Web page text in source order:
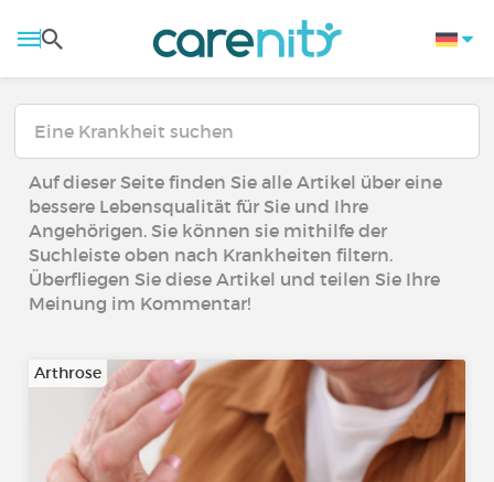
Auf dieser Seite finden Sie alle Artikel über eine
bessere Lebensqualität für Sie und Ihre
Angehörigen. Sie können sie mithilfe der
Suchleiste oben nach Krankheiten filtern.
Überfliegen Sie diese Artikel und teilen Sie Ihre
Meinung im Kommentar!
Arthrose